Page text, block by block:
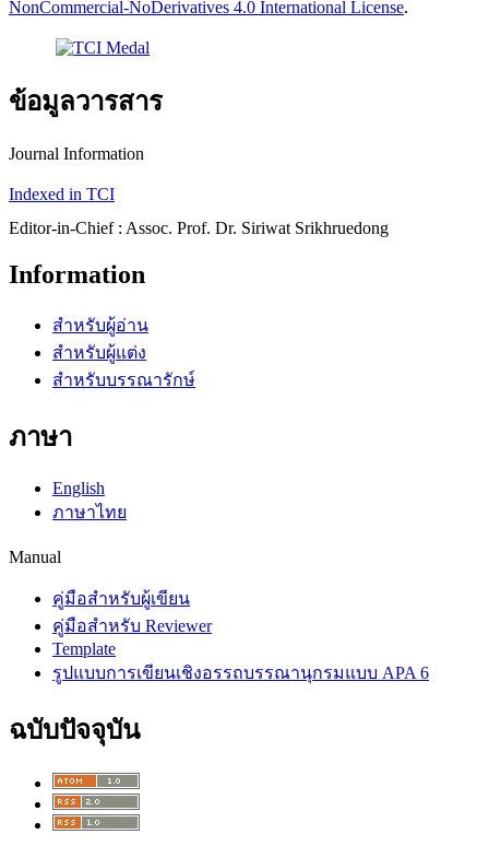
NonCommercial-NoDerivatives 4.0 International License.
ข้อมูลวารสาร
Journal Information
Indexed in TCI
Editor-in-Chief : Assoc. Prof. Dr. Siriwat Srikhruedong
Information
สำหรับผู้อ่าน
สำหรับผู้แต่ง
สำหรับบรรณารักษ์
ภาษา
English
ภาษาไทย
Manual
คู่มือสำหรับผู้เขียน
คู่มือสำหรับ Reviewer
Template
รูปแบบการเขียนเชิงอรรถบรรณานุกรมแบบ APA 6
ฉบับปัจจุบัน